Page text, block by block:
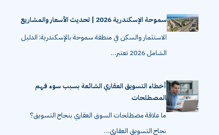
سموحة الإسكندرية 2026 | تحديث الأسعار والمشاريع
الاستثمار والسكن في منطقة سموحة بالإسكندرية: الدليل
الشامل 2026 تعتبر…
أخطاء التسويق العقاري الشائعة بسبب سوء فهم
المصطلحات
ما علاقة مصطلحات السوق العقاري بنجاح التسويق؟
نجاح التسويق العقاري…